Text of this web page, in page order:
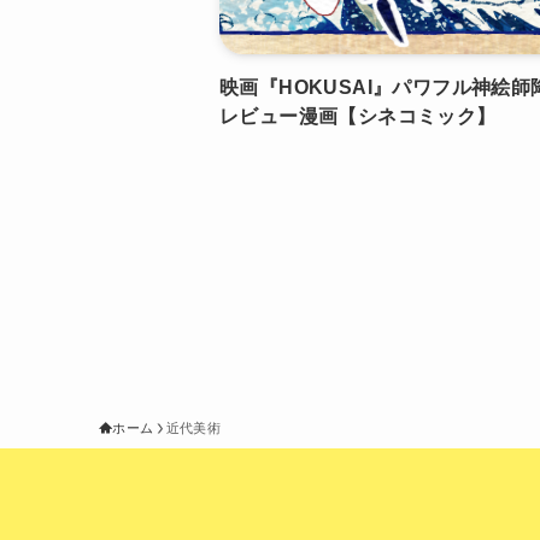
映画『HOKUSAI』パワフル神絵師
レビュー漫画【シネコミック】
ホーム 近代美術